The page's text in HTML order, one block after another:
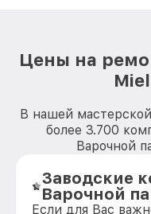
Цены на
В нашей
более 3.700
Варочной
Заводские
Варочной
Если для Вас